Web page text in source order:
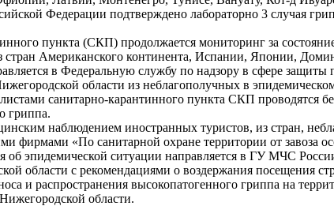
Федерации подтверждено лабораторно 3 случая
пункта (СКП) продолжается мониторинг за
Американского континента, Испании, Японии,
в Федеральную службу по надзору в сфере
области из неблагополучных в
санитарно-карантинного пункта СКП
гриппа.
наблюдением иностранных туристов, из стран,
фирмами «По санитарной охране территории от завоза
эпидемической ситуации направляется в ГУ МЧС
области с рекомендациями о воздержания посещения
и распространения высокопатогенного гриппа на
области.